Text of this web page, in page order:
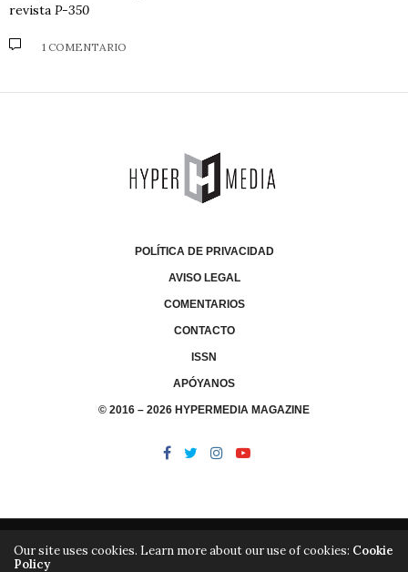
revista P-350
1 COMENTARIO
POLÍTICA DE PRIVACIDAD
AVISO LEGAL
COMENTARIOS
CONTACTO
ISSN
APÓYANOS
© 2016 – 2026 HYPERMEDIA MAGAZINE
LIBRERÍA
Our site uses cookies. Learn more about our use of cookies: Cookie
Policy